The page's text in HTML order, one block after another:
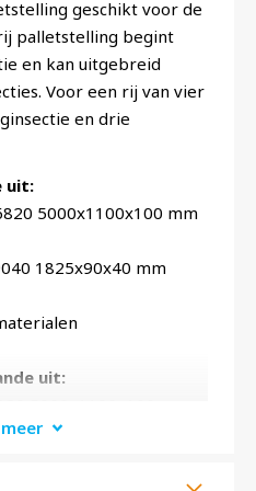
geschikt voor de
palletstelling begint
en kan uitgebreid
Voor een rij van vier
en drie
uit:
5000x1100x100 mm
1825x90x40 mm
uit: